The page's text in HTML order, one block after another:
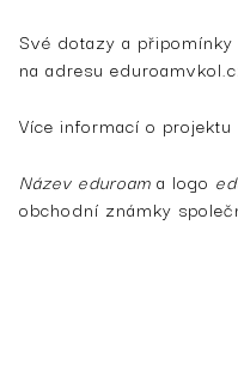
Své dotazy a
na adresu eduroam
Více informací o
Název eduroam a logo
obchodní známky